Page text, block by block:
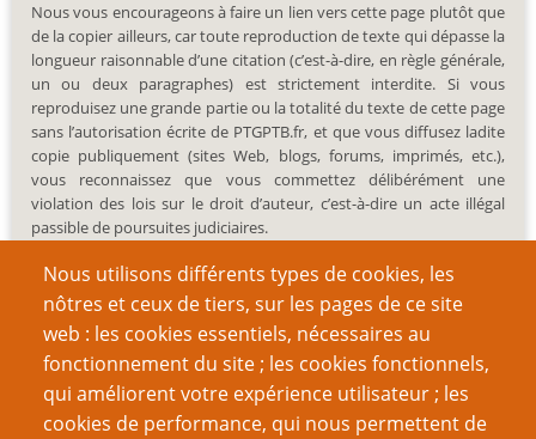
Nous utilisons différents types de cookies, les
nôtres et ceux de tiers, sur les pages de ce site
web : les cookies essentiels, nécessaires au
fonctionnement du site ; les cookies fonctionnels,
qui améliorent votre expérience utilisateur ; les
cookies de performance, qui nous permettent de
Nous vous encourageons à faire un lien vers cette page plutôt que
de la copier ailleurs, car toute reproduction de texte qui dépasse la
longueur raisonnable d’une citation (c’est-à-dire, en règle générale,
un ou deux paragraphes) est strictement interdite. Si vous
reproduisez une grande partie ou la totalité du texte de cette page
sans l’autorisation écrite de PTGPTB.fr, et que vous diffusez ladite
copie publiquement (sites Web, blogs, forums, imprimés, etc.),
vous reconnaissez que vous commettez délibérément une
violation des lois sur le droit d’auteur, c’est-à-dire un acte illégal
passible de poursuites judiciaires.
Recherche